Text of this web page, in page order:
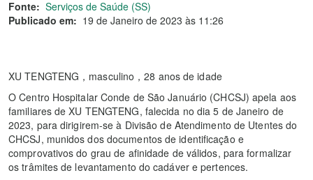
Fonte: Serviços de Saúde (SS)
Publicado em: 19 de Janeiro de 2023 às 11:26
XU TENGTENG，masculino，28 anos de idade
O Centro Hospitalar Conde de São Januário (CHCSJ) apela aos
familiares de XU TENGTENG, falecida no dia 5 de Janeiro de
2023, para dirigirem-se à Divisão de Atendimento de Utentes do
CHCSJ, munidos dos documentos de identificação e
comprovativos do grau de afinidade de válidos, para formalizar
os trâmites de levantamento do cadáver e pertences.